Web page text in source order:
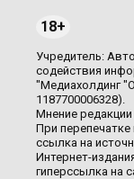
18+
Учредитель:
содействия
"Медиахолдинг
1187700006328).
Мнение
При перепечатке
ссылка на
Интернет-
гиперссылка на